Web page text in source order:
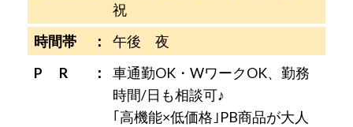
祝
時間帯
午後 夜
P R
車通勤OK・WワークOK、勤務
時間/日も相談可♪
｢高機能×低価格｣PB商品が大人